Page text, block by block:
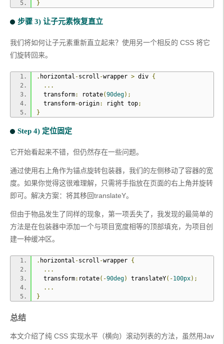
}
步骤 3) 让子元素恢复直立
我们将如何让子元素重新直立起来？使用另一个相反的 CSS 将它
们旋转回来。
. horizontal -scroll -wrapper > div {
...
transform: rotate(90deg);
transform-origin: right top;
}
Step 4) 定位固定
它开始看起来不错，但仍然存在一些问题。
通过使用右上角作为锚点旋转包装器，我们的左侧移动了容器的宽
度。如果你觉得这很难理解，只需将手指放在页面的右上角并旋转
即可。解决方案：将其移回translateY。
但由于物品发生了同样的现象，第一项丢失了，我发现的最简单的
方法是在包装器中添加一个与项目宽度相等的顶部填充，为项目创
建一种缓冲区。
. horizontal -scroll -wrapper {
...
transform: rotate(-90deg) translateY(-100px);
...
}
总结
本文介绍了纯 CSS 实现水平（横向）滚动列表的方法，虽然用Jav